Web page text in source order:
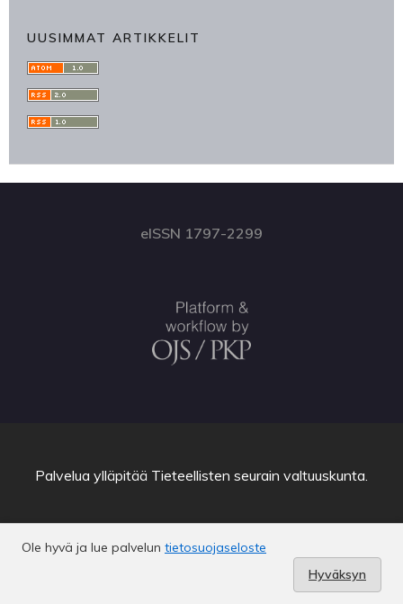
UUSIMMAT ARTIKKELIT
eISSN 1797-2299
Ole hyvä ja lue palvelun tietosuojaseloste
Hyväksyn
Palvelua ylläpitää Tieteellisten seurain valtuuskunta.